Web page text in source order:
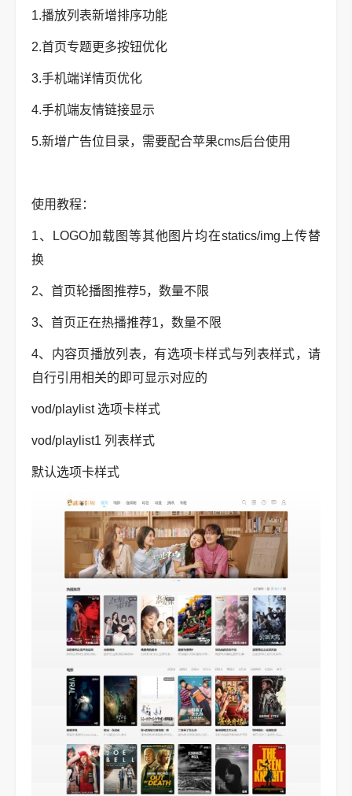
1.播放列表新增排序功能
2.首页专题更多按钮优化
3.手机端详情页优化
4.手机端友情链接显示
5.新增广告位目录，需要配合苹果cms后台使用
使用教程：
1、LOGO加载图等其他图片均在statics/img上传替
换
2、首页轮播图推荐5，数量不限
3、首页正在热播推荐1，数量不限
4、内容页播放列表，有选项卡样式与列表样式，请
自行引用相关的即可显示对应的
vod/playlist 选项卡样式
vod/playlist1 列表样式
默认选项卡样式